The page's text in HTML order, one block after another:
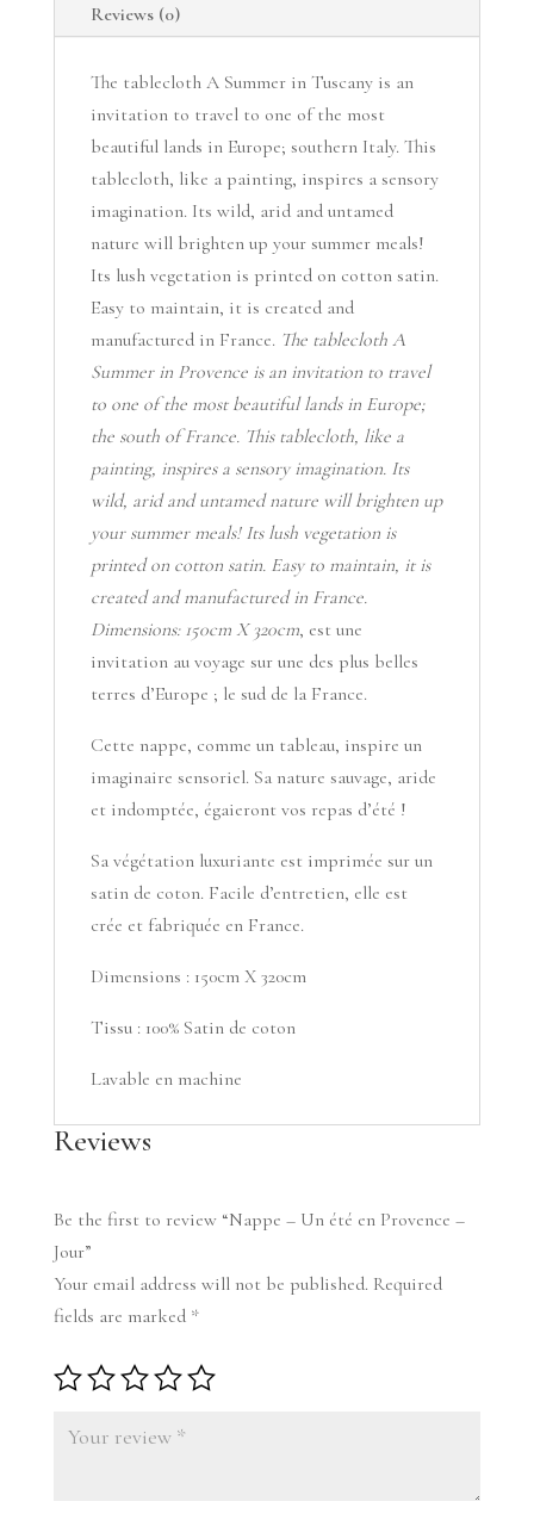
Reviews (0)
The tablecloth A Summer in Tuscany is an
invitation to travel to one of the most
beautiful lands in Europe; southern Italy. This
tablecloth, like a painting, inspires a sensory
imagination. Its wild, arid and untamed
nature will brighten up your summer meals!
Its lush vegetation is printed on cotton satin.
Easy to maintain, it is created and
manufactured in France. The tablecloth A
Summer in Provence is an invitation to travel
to one of the most beautiful lands in Europe;
the south of France. This tablecloth, like a
painting, inspires a sensory imagination. Its
wild, arid and untamed nature will brighten up
your summer meals! Its lush vegetation is
printed on cotton satin. Easy to maintain, it is
created and manufactured in France.
Dimensions: 150cm X 320cm, est une
invitation au voyage sur une des plus belles
terres d’Europe ; le sud de la France.
Cette nappe, comme un tableau, inspire un
imaginaire sensoriel. Sa nature sauvage, aride
et indomptée, égaieront vos repas d’été !
Sa végétation luxuriante est imprimée sur un
satin de coton. Facile d’entretien, elle est
crée et fabriquée en France.
Dimensions : 150cm X 320cm
Tissu : 100% Satin de coton
Lavable en machine
Reviews
Be the first to review “Nappe – Un été en Provence –
Jour”
Your email address will not be published. Required
fields are marked *